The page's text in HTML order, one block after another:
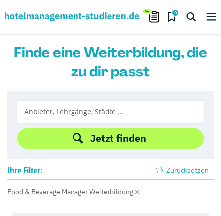
0
Finde eine Weiterbildung, die
zu dir passt
Jetzt finden
Ihre Filter: Zurücksetzen
Food & Beverage Manager Weiterbildung